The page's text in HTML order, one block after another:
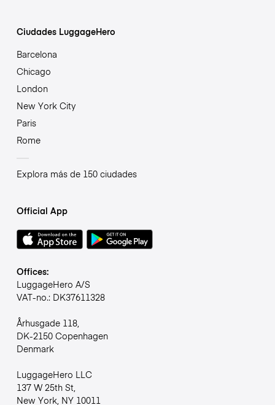
Ciudades LuggageHero
Barcelona
Chicago
London
New York City
Paris
Rome
Explora más de 150 ciudades
Official App
Offices:
LuggageHero A/S
VAT-no.: DK37611328
Århusgade 118,
DK-2150 Copenhagen
Denmark
LuggageHero LLC
137 W 25th St,
New York, NY 10011